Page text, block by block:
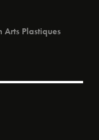
Arts Plastiques